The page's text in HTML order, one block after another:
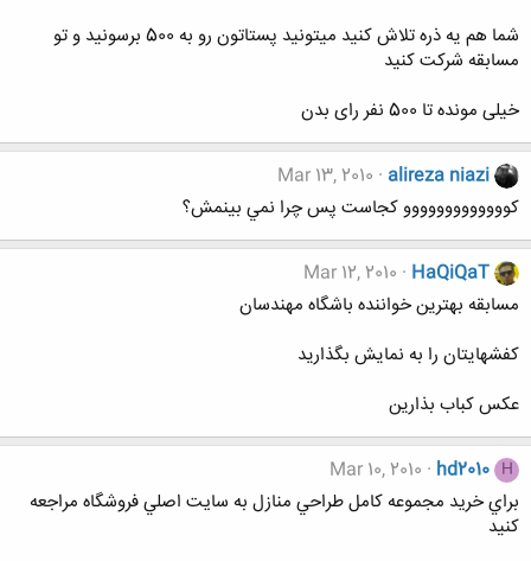
شما هم یه ذره تلاش کنید میتونید پستاتون رو به 500 برسونید و تو
مسابقه شرکت کنید
خیلی مونده تا 500 نفر رای بدن
alireza niazi
Mar 13, 2010
كووووووووووووو كجاست پس چرا نمي بينمش؟
HaQiQaT
Mar 12, 2010
مسابقه بهترین خواننده باشگاه مهندسان
کفشهایتان را به نمایش بگذارید
عکس کباب بذارین
H
hd2010
Mar 10, 2010
براي خريد مجموعه كامل طراحي منازل به سايت اصلي فروشگاه مراجعه
كنيد